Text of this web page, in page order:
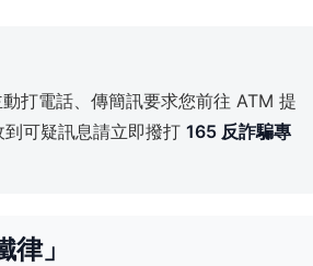
動打電話、傳簡訊要求您前往 ATM 提
可疑訊息請立即撥打 165 反詐騙專
」